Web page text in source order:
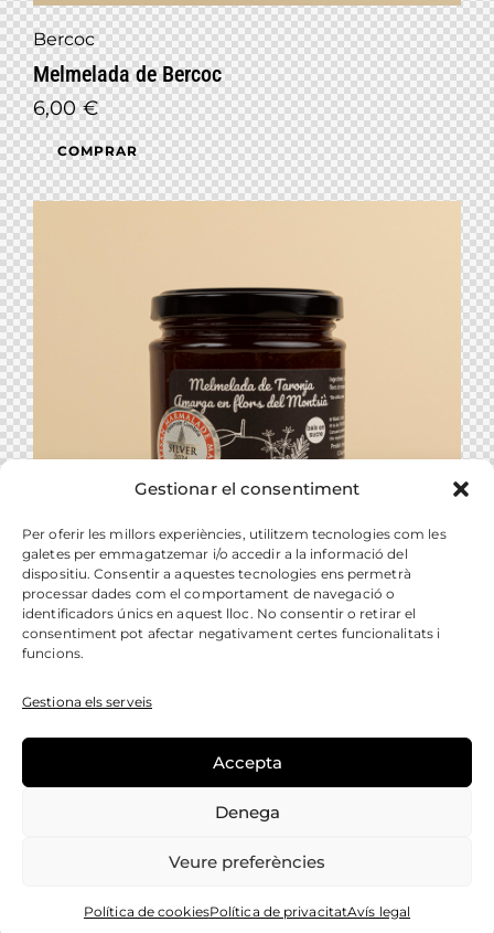
Gestionar el consentiment
Per oferir les millors experiències, utilitzem tecnologies com les
galetes per emmagatzemar i/o accedir a la informació del
dispositiu. Consentir a aquestes tecnologies ens permetrà
processar dades com el comportament de navegació o
identificadors únics en aquest lloc. No consentir o retirar el
consentiment pot afectar negativament certes funcionalitats i
funcions.
Gestiona els serveis
Accepta
Denega
Veure preferències
Política de cookiesPolítica de privacitatAvís legal
Bercoc
Melmelada de Bercoc
6,00€
COMPRAR
Baix en sucre
Melmelada de Taronja Amarga en flors del